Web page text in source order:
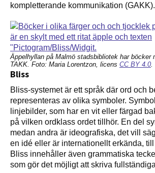
kompletterande kommunikation (GAKK).
Äppelhyllan på Malmö stadsbibliotek har böcker
TAKK. Foto: Maria Lorentzon, licens CC BY 4.0
Bliss
Bliss-systemet är ett språk där ord och
representeras av olika symboler.
linjebilder, som har en vit eller färgad
på vilken ordklass ordet tillhör. En del
medan andra är ideografiska, det vill
en idé eller är internationellt erkända,
Bliss innehåller även grammatiska
som gör det möjligt att skriva